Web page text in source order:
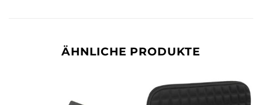
ÄHNLICHE PRODUKTE